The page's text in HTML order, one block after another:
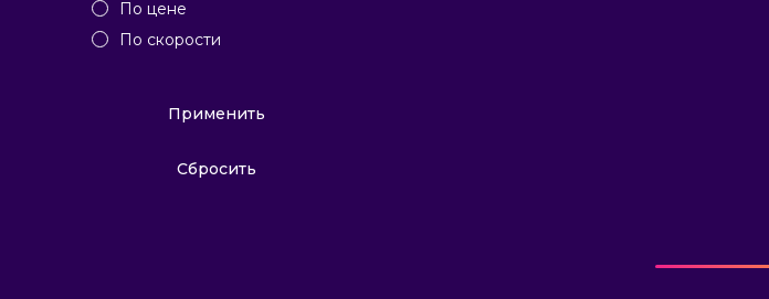
По цене
По скорости
Применить
Сбросить